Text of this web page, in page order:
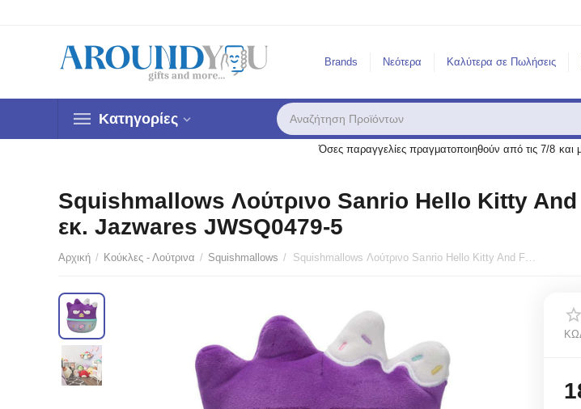
Brands Νεότερα Καλύτερα σε Πωλήσεις
Κατηγορίες
Όσες παραγγελίες πραγματοποιηθούν από τις 7/8 και
Squishmallows Λούτρινο Sanrio Hello Kitty
εκ. Jazwares JWSQ0479-5
Αρχική / Κούκλες - Λούτρινα / Squishmallows / Squishmallows Λούτρινο Sanrio Hello Kitty And Friends –Badtz Maru με Dreamland 20 εκ. Jazwares JWSQ0479-5